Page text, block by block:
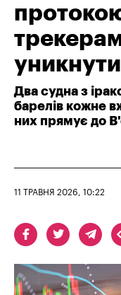
Два судна з
барелів кожне
них прямує до
11 ТРАВНЯ 2026, 10:22